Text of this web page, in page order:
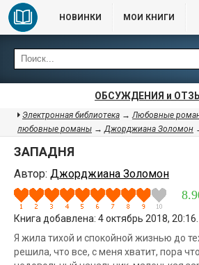
НОВИНКИ МОИ КНИГИ
ОБСУЖДЕНИЯ и
Электронная библиотека →Любовные
любовные романы →Джорджиана Золомон
ЗАПАДНЯ
Автор: Джорджиана Золомон
Книга добавлена: 4 октябрь 2018,
Я жила тихой и спокойной жизнью до
решила, что все, с меня хватит, пора